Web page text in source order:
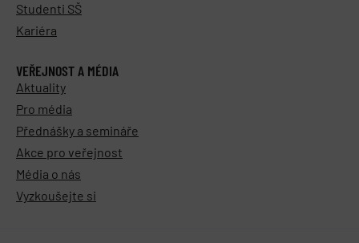
Studenti SŠ
Kariéra
VEŘEJNOST A MÉDIA
Aktuality
Pro média
Přednášky a semináře
Akce pro veřejnost
Média o nás
Vyzkoušejte si